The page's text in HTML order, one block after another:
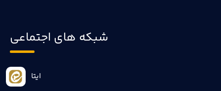
شبکه های اجتماعی
ایتا